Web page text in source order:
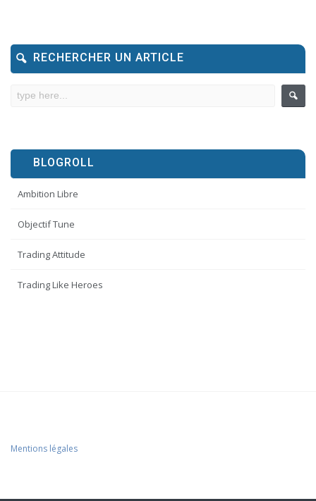
RECHERCHER UN ARTICLE
BLOGROLL
Ambition Libre
Objectif Tune
Trading Attitude
Trading Like Heroes
Mentions légales